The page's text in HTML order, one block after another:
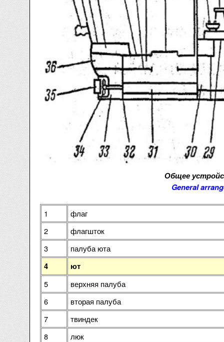
Общее
General
1
флаг
2
флагшток
3
палуба юта
4
ют
5
верхняя палуба
6
вторая палуба
7
твиндек
8
люк